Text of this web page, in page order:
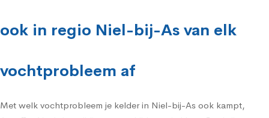
ook in regio Niel-bij-As van elk
vochtprobleem af
Met welk vochtprobleem je kelder in Niel-bij-As ook kampt,